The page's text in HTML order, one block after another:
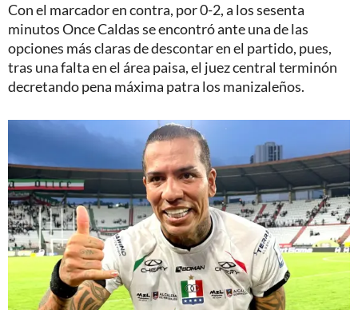
Con el marcador en contra, por 0-2, a los sesenta
minutos Once Caldas se encontró ante una de las
opciones más claras de descontar en el partido, pues,
tras una falta en el área paisa, el juez central terminón
decretando pena máxima patra los manizaleños.